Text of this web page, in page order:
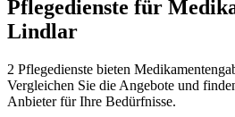
Pflegedienste für
Lindlar
2 Pflegedienste bieten
Vergleichen Sie die Angebote und
Anbieter für Ihre Bedürfnisse.